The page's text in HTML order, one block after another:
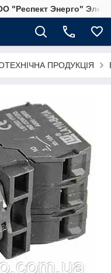
"Респект Энерго"
ПРОДУКЦІЯ